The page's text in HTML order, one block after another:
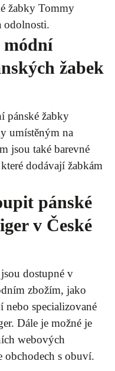
žabky Tommy
odolnosti.
módní
žabek
pánské žabky
umístěným na
jsou také barevné
dodávají žabkám
pánské
v České
dostupné v
zbožím, jako
specializované
Dále je možné je
webových
obchodech s obuví.